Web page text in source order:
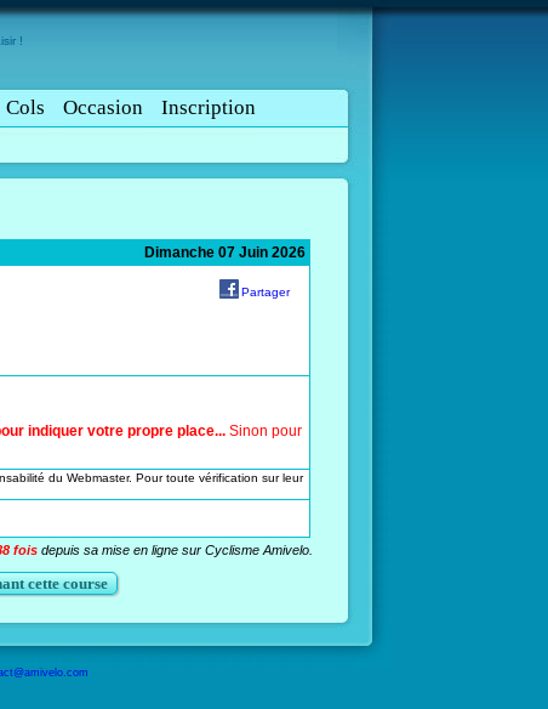
!
Cols Occasion Inscription
Dimanche 07 Juin 2026
Partager
indiquer votre propre place... Sinon pour
du Webmaster. Pour toute vérification sur leur
fois depuis sa mise en ligne sur Cyclisme Amivelo.
cette course